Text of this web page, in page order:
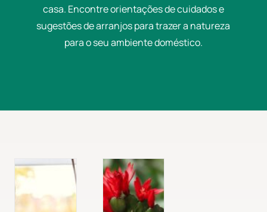
casa. Encontre orientações de cuidados e
sugestões de arranjos para trazer a natureza
para o seu ambiente doméstico.